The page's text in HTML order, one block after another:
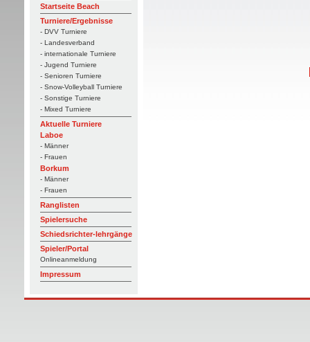
Startseite Beach
Turniere/Ergebnisse
- DVV Turniere
- Landesverband
- internationale Turniere
- Jugend Turniere
- Senioren Turniere
- Snow-Volleyball Turniere
- Sonstige Turniere
- Mixed Turniere
Aktuelle Turniere
Laboe
- Männer
- Frauen
Borkum
- Männer
- Frauen
Ranglisten
Spielersuche
Schiedsrichter-lehrgänge
Spieler/Portal
Onlineanmeldung
Impressum